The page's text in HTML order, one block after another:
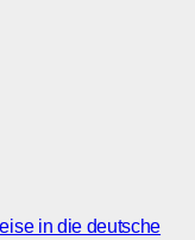
in die deutsche